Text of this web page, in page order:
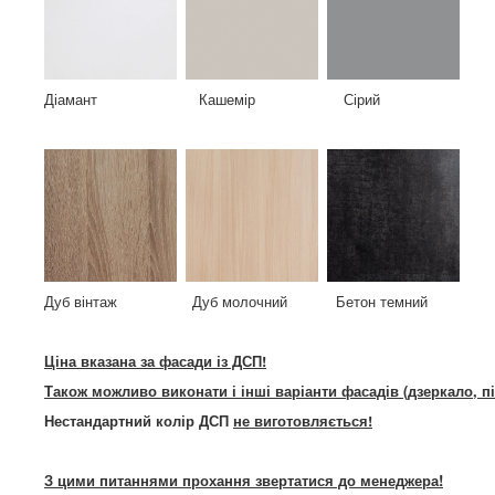
Діамант Кашемір Сірий
Дуб вінтаж Дуб молочний Бетон темний
Ціна вказана за фасади із ДСП!
Також можливо виконати і інші варіанти фасадів
Нестандартний колір ДСП не виготовляється!
З цими питаннями прохання звертатися до менеджера!